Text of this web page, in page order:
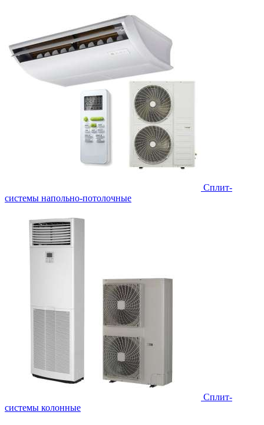
Сплит-
системы напольно-потолочные
Cплит-
системы колонные